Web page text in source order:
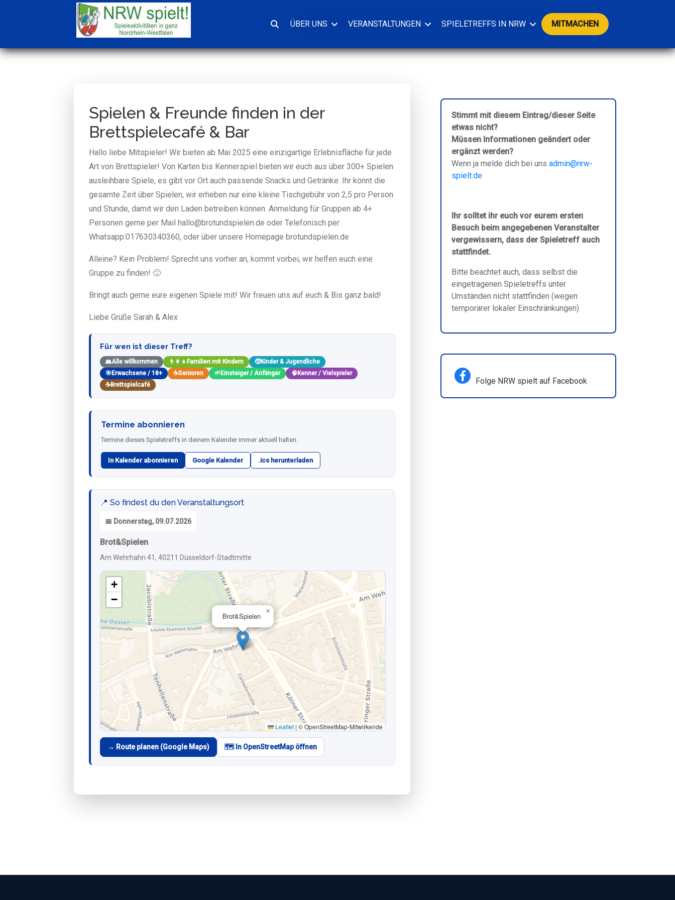
SucheÜBER UNS VERANSTALTUNGEN SPIELETREFFS IN NRW MITMACHEN
Spielen & Freunde finden in der
Brettspielecafé & Bar
Hallo liebe Mitspieler! Wir bieten ab Mai 2025 eine einzigartige Erlebnisfläche für jede
Art von Brettspieler! Von Karten bis Kennerspiel bieten wir euch aus über 300+ Spielen
ausleihbare Spiele, es gibt vor Ort auch passende Snacks und Getränke. Ihr könnt die
gesamte Zeit über Spielen, wir erheben nur eine kleine Tischgebühr von 2,5 pro Person
und Stunde, damit wir den Laden betreiben können. Anmeldung für Gruppen ab 4+
Personen gerne per Mail hallo@brotundspielen.de oder Telefonisch per
Whatsapp:017630340360, oder über unsere Homepage brotundspielen.de
Alleine? Kein Problem! Sprecht uns vorher an, kommt vorbei, wir helfen euch eine
Gruppe zu finden! 🙂
Bringt auch gerne eure eigenen Spiele mit! Wir freuen uns auf euch & Bis ganz bald!
Liebe Grüße Sarah & Alex
Für wen ist dieser Treff?
👥Alle willkommen 👨‍👩‍👧 Familien mit Kindern 🧒Kinder & Jugendliche
🎯 Erwachsene / 18+ ☕Senioren 🌱 Einsteiger / Anfänger 🧠 Kenner / Vielspieler
☕Brettspielcafé
Termine abonnieren
Termine dieses Spieletreffs in deinem Kalender immer aktuell halten.
In Kalender abonnieren Google Kalender .ics herunterladen
📍 So findest du den Veranstaltungsort
📅 Donnerstag, 09.07.2026
Brot&Spielen
Am Wehrhahn 41, 40211 Düsseldorf-Stadtmitte
Brot&Spielen
×
+
−
Leaflet | © OpenStreetMap-Mitwirkende
→ Route planen (Google Maps) 🗺️ In OpenStreetMap öffnen
Stimmt mit diesem Eintrag/dieser Seite
etwas nicht?
Müssen Informationen geändert oder
ergänzt werden?
Wenn ja melde dich bei uns admin@nrw-
spielt.de
Ihr solltet ihr euch vor eurem ersten
Besuch beim angegebenen Veranstalter
vergewissern, dass der Spieletreff auch
stattfindet.
Bitte beachtet auch, dass selbst die
eingetragenen Spieletreffs unter
Umständen nicht stattfinden (wegen
temporärer lokaler Einschränkungen)
Folge NRW spielt auf Facebook